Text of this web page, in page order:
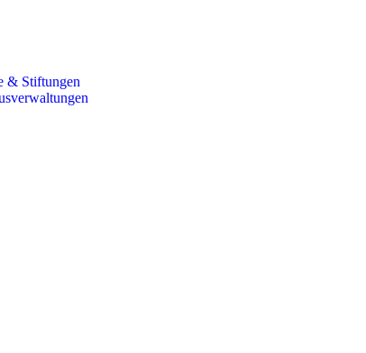
& Stiftungen